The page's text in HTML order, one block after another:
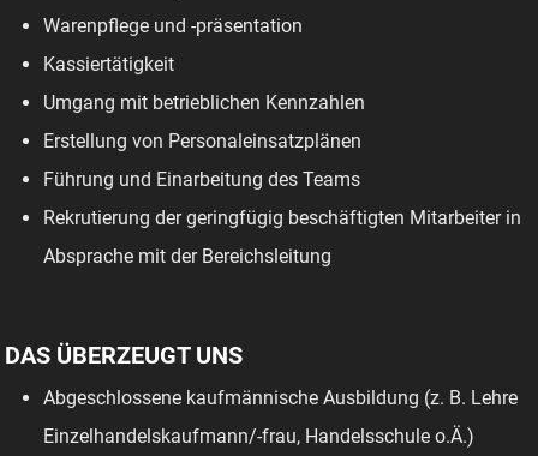
Warenpflege und -präsentation
Kassiertätigkeit
Umgang mit betrieblichen Kennzahlen
Erstellung von Personaleinsatzplänen
Führung und Einarbeitung des Teams
Rekrutierung der geringfügig beschäftigten Mitarbeiter in
Absprache mit der Bereichsleitung
DAS ÜBERZEUGT UNS
Abgeschlossene kaufmännische Ausbildung (z. B. Lehre
Einzelhandelskaufmann/-frau, Handelsschule o.Ä.)